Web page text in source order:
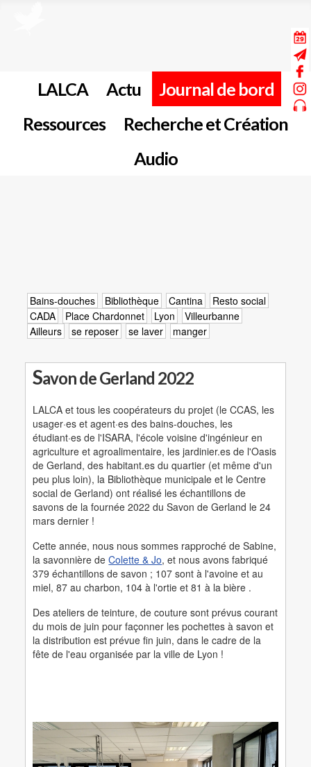
LALCA Actu
Journal de bord
Ressources
Recherche et Création
Audio
Bains-douches Bibliothèque Cantina
Resto social
CADA
Place Chardonnet Lyon
Villeurbanne
Ailleurs
se reposer se laver manger
Savon de Gerland 2022
LALCA et tous les coopérateurs du projet (le CCAS, les
usager·es et agent·es des bains-douches, les
étudiant·es de l'ISARA, l'école voisine d'ingénieur en
agriculture et agroalimentaire, les jardinier.es de l'Oasis
de Gerland, des habitant.es du quartier (et même d'un
peu plus loin), la Bibliothèque municipale et le Centre
social de Gerland) ont réalisé les échantillons de
savons de la fournée 2022 du Savon de Gerland le 24
mars dernier !
Cette année, nous nous sommes rapproché de Sabine,
la savonnière deColette & Jo, et nous avons fabriqué
379 échantillons de savon ; 107 sont à l'avoine et au
miel, 87 au charbon, 104 à l'ortie et 81 à la bière .
Des ateliers de teinture, de couture sont prévus courant
du mois de juin pour façonner les pochettes à savon et
la distribution est prévue fin juin, dans le cadre de la
fête de l'eau organisée par la ville de Lyon !